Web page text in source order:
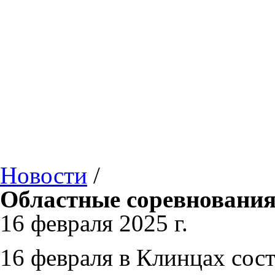
Новости /
Областные
16 февраля 2025 г.
16 февраля в Клинцах